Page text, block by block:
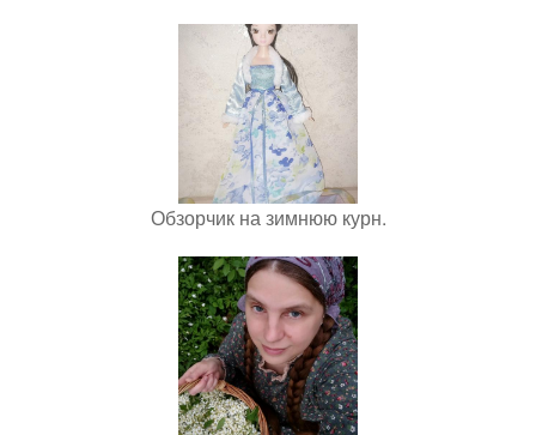
Обзорчик на зимнюю курн.